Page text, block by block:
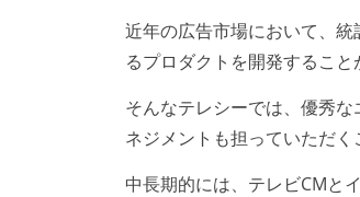
近年の広告市場において、
るプロダクトを開発すること
そんなテレシーでは、優秀
ネジメントも担っていただく
中長期的には、テレビCMと